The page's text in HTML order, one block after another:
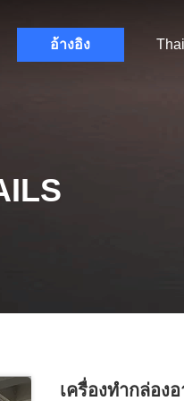
อ้างอิง Thai
เครื่องทำกล่อง